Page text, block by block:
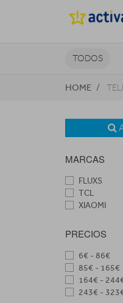
TODOS
HOME
MARCAS
FLUXS
TCL
XIAOMI
PRECIOS
6€ - 86€
85€ - 165€
164€ -
243€ -